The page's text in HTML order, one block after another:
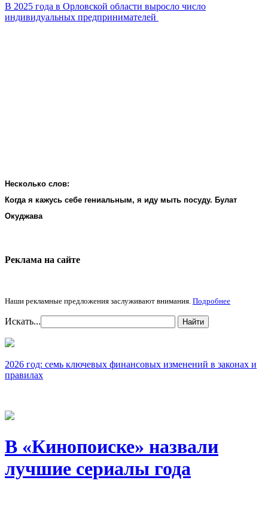
В 2025 года в Орловской области выросло число
индивидуальных предпринимателей
Несколько слов:
Когда я кажусь себе гениальным, я иду мыть посуду. Булат
Окуджава
Реклама на cайте
Наши рекламные предложения заслуживают внимания. Подробнее
Искать... Найти
2026 год: семь ключевых финансовых изменений в законах и
правилах
В «Кинопоиске» назвали
лучшие сериалы года